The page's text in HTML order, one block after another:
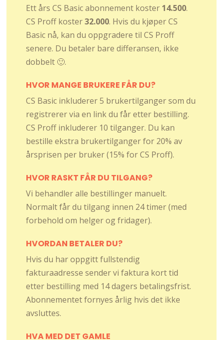
Ett års CS Basic abonnement koster 14.500.
CS Proff koster32.000. Hvis du kjøper CS
Basic nå, kan du oppgradere til CS Proff
senere. Du betaler bare differansen, ikke
dobbelt 🙂.
HVOR MANGE BRUKERE FÅR DU?
CS Basic inkluderer 5 brukertilganger som du
registrerer via en link du får etter bestilling.
CS Proff inkluderer 10 tilganger. Du kan
bestille ekstra brukertilganger for 20% av
årsprisen per bruker (15% for CS Proff).
HVOR RASKT FÅR DU TILGANG?
Vi behandler alle bestillinger manuelt.
Normalt får du tilgang innen 24 timer (med
forbehold om helger og fridager).
HVORDAN BETALER DU?
Hvis du har oppgitt fullstendig
fakturaadresse sender vi faktura kort tid
etter bestilling med 14 dagers betalingsfrist.
Abonnementet fornyes årlig hvis det ikke
avsluttes.
HVA MED DET GAMLE